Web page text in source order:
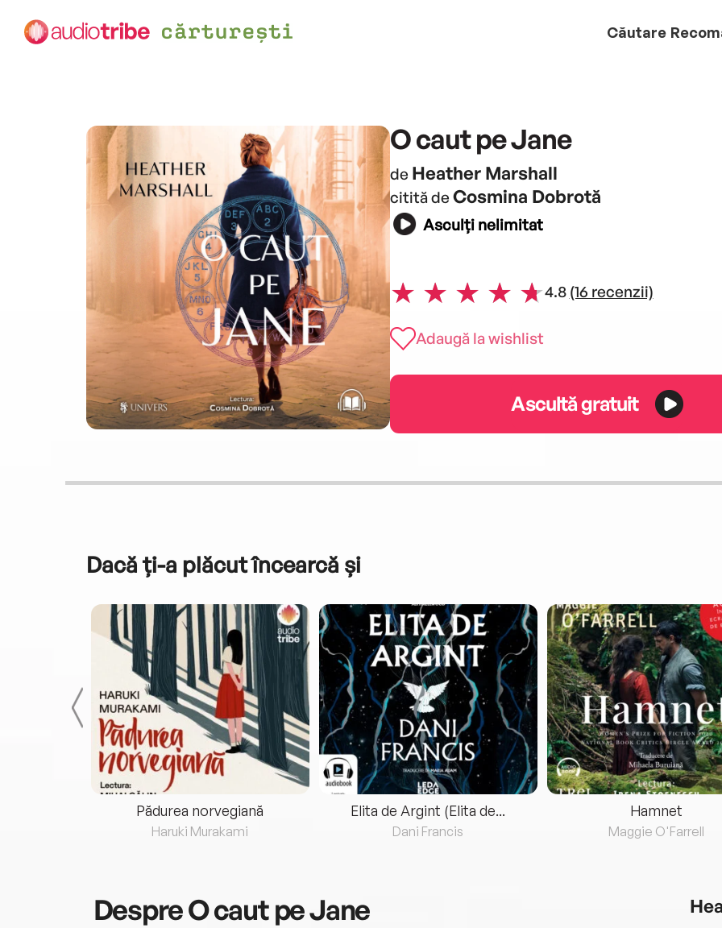
Căutare
O caut pe Jane
de Heather Marshall
citită de Cosmina Dobrotă
Asculți nelimitat
4.8 (16 recenzii)
Adaugă la wishlist
Ascultă gratuit
Dacă ți-a plăcut încearcă și
Pădurea norvegiană
Haruki Murakami
Elita de Argint (Elita de...
Dani Francis
Hamnet
Maggie O'Farrell
DespreO caut pe Jane